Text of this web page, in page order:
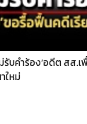
รับคำร้อง‘อดีต สส.เ
ใหม่